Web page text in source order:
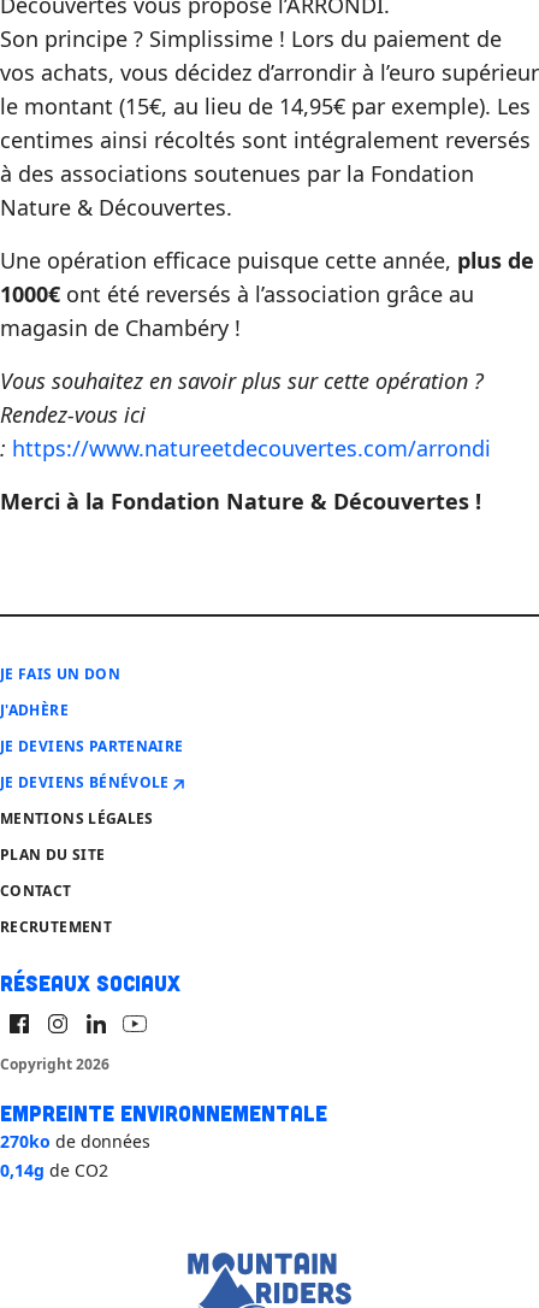
Son principe ? Simplissime ! Lors du paiement de
vos achats, vous décidez d’arrondir à l’euro supérieur
le montant (15€, au lieu de 14,95€ par exemple). Les
centimes ainsi récoltés sont intégralement reversés
à des associations soutenues par la Fondation
Nature & Découvertes.
Une opération efficace puisque cette année, plus de
1000€ ont été reversés à l’association grâce au
magasin de Chambéry !
Vous souhaitez en savoir plus sur cette opération ?
Rendez-vous ici
: https://www.natureetdecouvertes.com/arrondi
Merci à la Fondation Nature & Découvertes !
JE FAIS UN DON
J'ADHÈRE
JE DEVIENS PARTENAIRE
JE DEVIENS BÉNÉVOLE
MENTIONS LÉGALES
PLAN DU SITE
CONTACT
RECRUTEMENT
Réseaux sociaux
Copyright 2026
Empreinte environnementale
270ko de données
0,14g de CO2